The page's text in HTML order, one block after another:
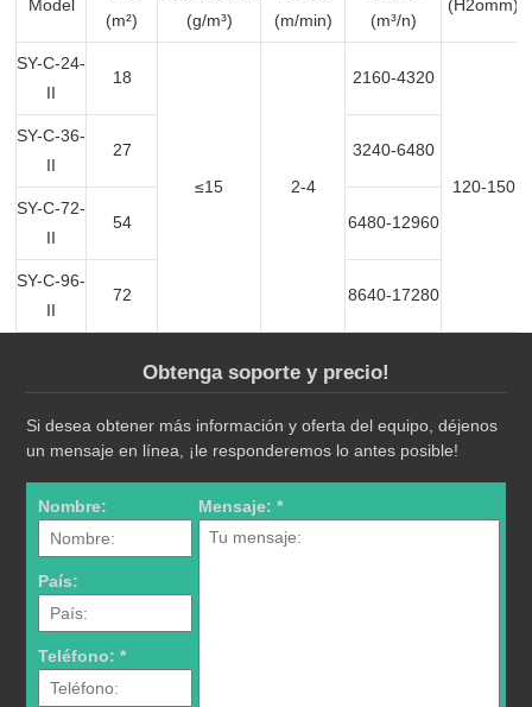
Model
(m²)
(g/m³)
(m/min)
(m³/n)
(H2omm)
SY-C-24-
II
18
≤15 2-4
2160-4320
120-150
SY-C-36-
II
27 3240-6480
SY-C-72-
II
54 6480-12960
SY-C-96-
II
72 8640-17280
Obtenga soporte y precio!
Si desea obtener más información y oferta del equipo, déjenos
un mensaje en línea, ¡le responderemos lo antes posible!
Nombre:
País:
Teléfono: *
Mensaje: *